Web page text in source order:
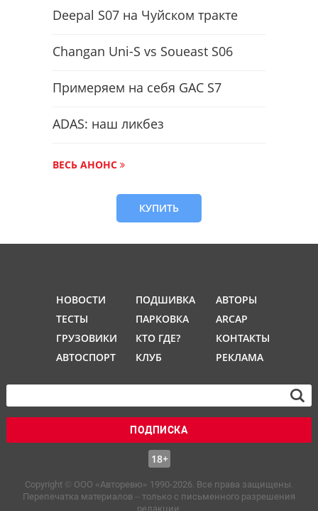
Deepal S07 на Чуйском тракте
Changan Uni-S vs Soueast S06
Примеряем на себя GAC S7
ADAS: наш ликбез
ВЕСЬ АНОНС
КУПИТЬ
НОВОСТИ
ТЕСТЫ
ГРУЗОВИКИ
АВТОСПОРТ
ПОДШИВКА
ПАРКОВКА
КТО ГДЕ?
КЛУБ
АВТОРЫ
ARCAP
КОНТАКТЫ
РЕКЛАМА
ПОДПИСКА
18+
Copyright © OOO «Авторевю» 1990-2026. Все права защищены.
Перепечатка материалов – только с письменного разрешения
редакции.